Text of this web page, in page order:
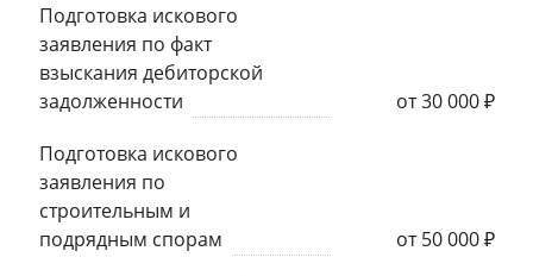
Подготовка искового
заявления по факт
взыскания дебиторской
задолженности
от 30 000 ₽
Подготовка искового
заявления по
строительным и
подрядным спорам
от 50 000 ₽